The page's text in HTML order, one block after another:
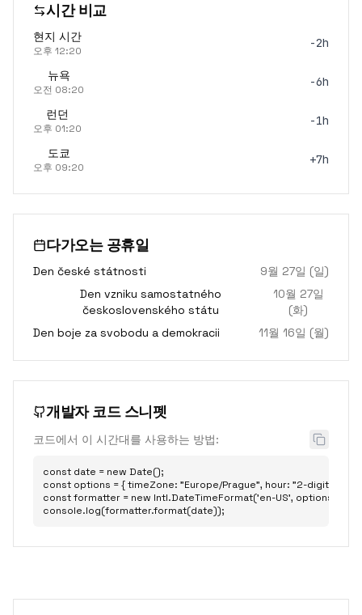
시간 비교
현지 시간
오후 12:20
-2h
뉴욕
오전 08:20
-6h
런던
오후 01:20
-1h
도쿄
오후 09:20
+7h
다가오는 공휴일
Den české státnosti
9월 27일 (일)
Den vzniku samostatného
československého státu
10월 27일
(화)
Den boje za svobodu a demokracii
11월 16일 (월)
개발자 코드 스니펫
코드에서 이 시간대를 사용하는 방법:
const date = new Date();
const options = { timeZone: "Europe/Prague", hour: "2-digit",
const formatter = new Intl.DateTimeFormat('en-US', options);
console.log(formatter.format(date));